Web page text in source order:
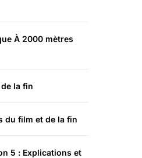
À 2000 mètres
la fin
du film et de la fin
5 : Explications et